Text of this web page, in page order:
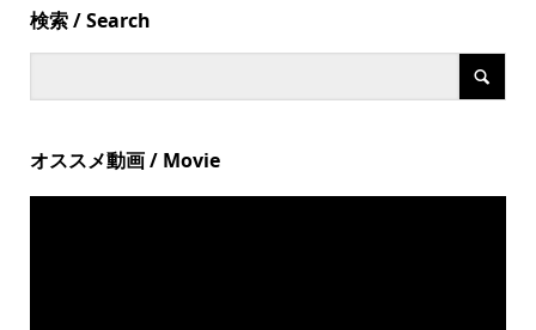
検索 / Search
オススメ動画 / Movie